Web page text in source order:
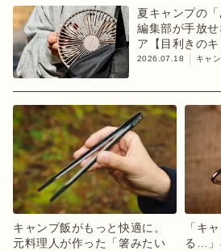
夏キャンプの
編集部が手放
ア【目利きのキ
2026.07.18 キャ
キャンプ飯がもっと快適に。
元料理人が作った「箸みたい
「キ
る…」